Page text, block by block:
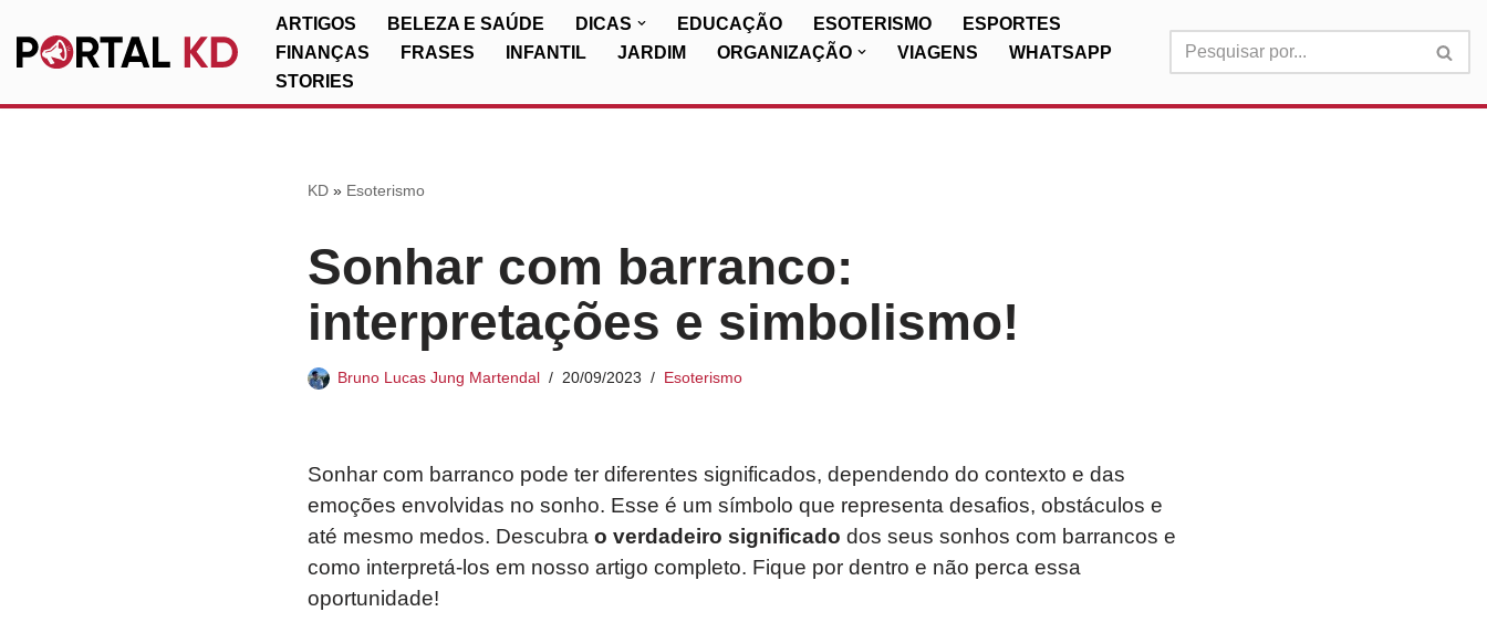
Pular
ARTIGOS BELEZA E SAÚDE DICAS EDUCAÇÃO ESOTERISMO
ESPORTES
FINANÇAS
FRASES INFANTIL JARDIM ORGANIZAÇÃO VIAGENS
WHATSAPP
STORIES
KD» Esoterismo
Sonhar com barranco:
interpretações e simbolismo!
Bruno Lucas Jung Martendal 20/09/2023 Esoterismo
Sonhar com barranco pode ter diferentes significados, dependendo do contexto e das
emoções envolvidas no sonho. Esse é um símbolo que representa desafios, obstáculos e
até mesmo medos. Descubra o verdadeiro significado dos seus sonhos com barrancos e
como interpretá-los em nosso artigo completo. Fique por dentro e não perca essa
oportunidade!